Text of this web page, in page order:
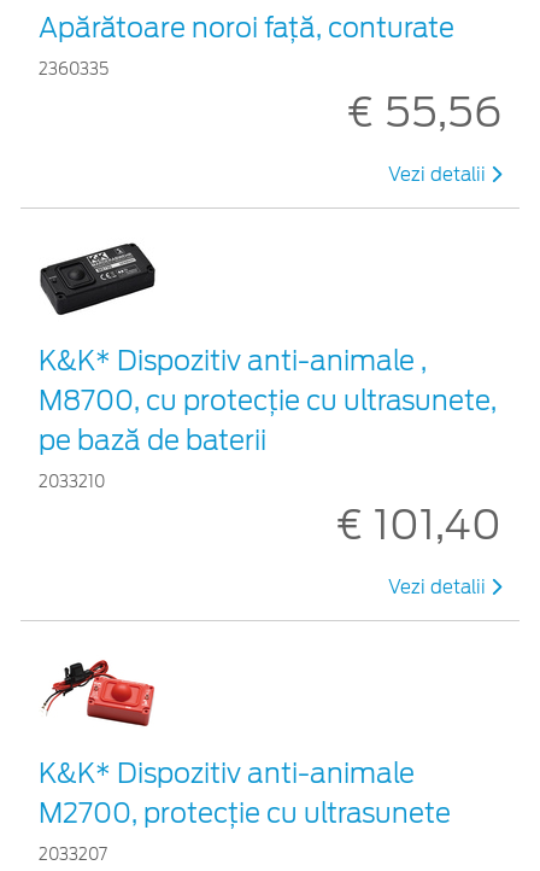
Apărătoare noroi față, conturate
2360335
€ 55,56
Vezi detalii
K&K* Dispozitiv anti-animale ,
M8700, cu protecție cu ultrasunete,
pe bază de baterii
2033210
€ 101,40
Vezi detalii
K&K* Dispozitiv anti-animale
M2700, protecție cu ultrasunete
2033207